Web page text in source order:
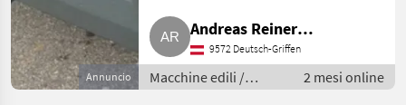
Annuncio
Andreas Reiner
0664/1866120
9572 Deutsch-Griffen
Macchine edili /
Caricatori telescopici
2 mesi online